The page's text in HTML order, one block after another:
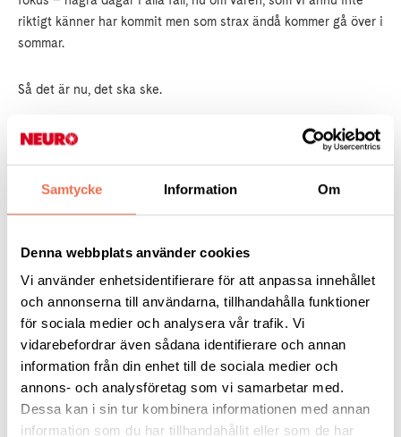
Samtycke Information Om
Denna webbplats använder cookies
Vi använder enhetsidentifierare för att anpassa innehållet
och annonserna till användarna, tillhandahålla funktioner
för sociala medier och analysera vår trafik. Vi
vidarebefordrar även sådana identifierare och annan
information från din enhet till de sociala medier och
annons- och analysföretag som vi samarbetar med.
Dessa kan i sin tur kombinera informationen med annan
information som du har tillhandahållit eller som de har
riktigt känner har kommit men som strax ändå kommer gå över i
sommar.
Så det är nu, det ska ske.
I år är det dock en stor förändring – Corona. Successivt har vi
Corona-viruset tar ringa hänsyn till vårt agerande och våra
I väninnans och mitt telefonsamtal idag handlar det alltså om
rabatter, som man ska åka ut till lantstället för att ta hand om.
Men min asfaltsdjungelälskande väninna i storstaden, är i
tvekan. Tänk om man inte kommer hem igen, tänk om
kollektivtrafiken stannar helt. Eller vi inte får åka ens med bil
fram och tillbaka. Vilket smärta är då störst, vilken uthållighet